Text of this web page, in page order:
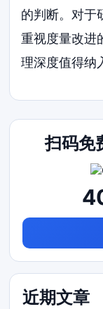
的判断。对于
重视度量改进
理深度值得纳
扫码免
近期文章